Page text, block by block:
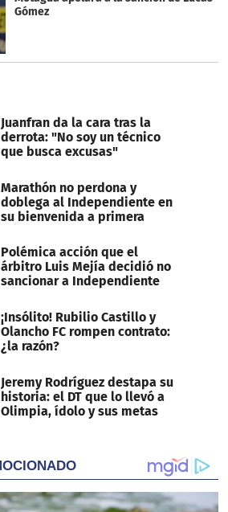
Gómez
Juanfran da la cara tras la
derrota: "No soy un técnico
que busca excusas"
Marathón no perdona y
doblega al Independiente en
su bienvenida a primera
Polémica acción que el
árbitro Luis Mejía decidió no
sancionar a Independiente
¡Insólito! Rubilio Castillo y
Olancho FC rompen contrato:
¿la razón?
Jeremy Rodríguez destapa su
historia: el DT que lo llevó a
Olimpia, ídolo y sus metas